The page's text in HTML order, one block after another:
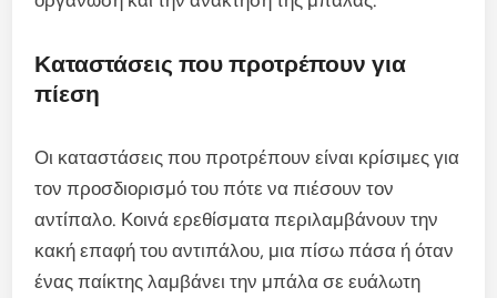
Καταστάσεις που προτρέπουν για
πίεση
Οι καταστάσεις που προτρέπουν είναι κρίσιμες για
τον προσδιορισμό του πότε να πιέσουν τον
αντίπαλο. Κοινά ερεθίσματα περιλαμβάνουν την
κακή επαφή του αντιπάλου, μια πίσω πάσα ή όταν
ένας παίκτης λαμβάνει την μπάλα σε ευάλωτη